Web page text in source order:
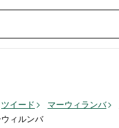
ツイード マーウィランバ
ィルンバ